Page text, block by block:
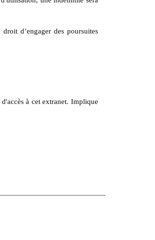
d’engager des poursuites
à cet extranet. Implique